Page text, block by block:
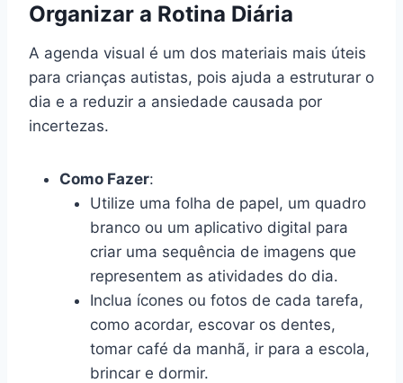
Organizar a Rotina Diária
A agenda visual é um dos materiais mais úteis
para crianças autistas, pois ajuda a estruturar o
dia e a reduzir a ansiedade causada por
incertezas.
Como Fazer:
Utilize uma folha de papel, um quadro
branco ou um aplicativo digital para
criar uma sequência de imagens que
representem as atividades do dia.
Inclua ícones ou fotos de cada tarefa,
como acordar, escovar os dentes,
tomar café da manhã, ir para a escola,
brincar e dormir.